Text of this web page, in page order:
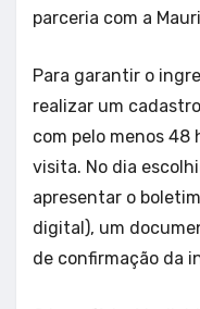
parceria com a
Para garantir o
realizar um
com pelo menos 48
visita. No dia
apresentar o
digital), um
de confirmação da